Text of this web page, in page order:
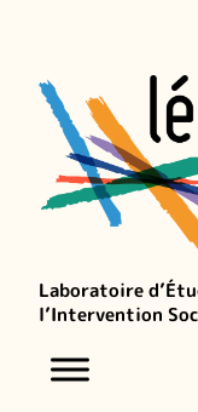
Laboratoire
l’Intervention